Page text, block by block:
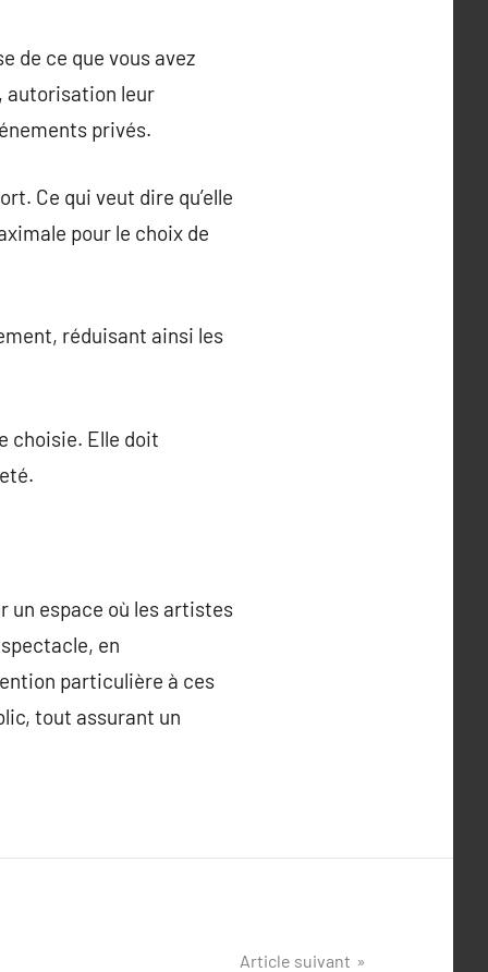
de ce que vous avez
autorisation leur
privés.
Ce qui veut dire qu’elle
pour le choix de
réduisant ainsi les
choisie. Elle doit
un espace où les artistes
en
particulière à ces
tout assurant un
Article suivant